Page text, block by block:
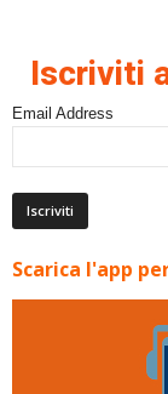
Iscriviti
Email Address
Scarica l'app